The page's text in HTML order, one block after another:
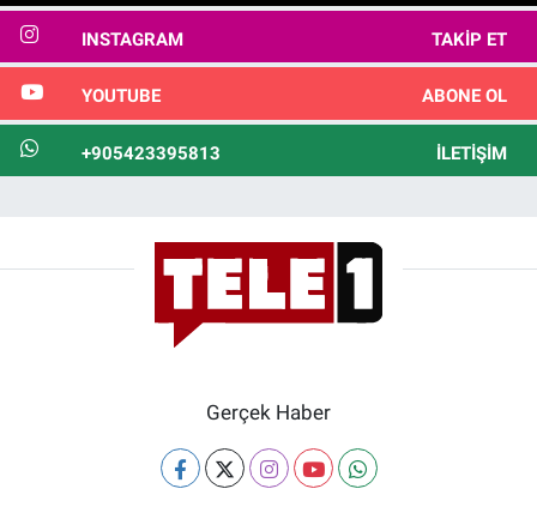
INSTAGRAM TAKIP ET
YOUTUBE ABONE OL
+905423395813 İLETIŞIM
Gerçek Haber